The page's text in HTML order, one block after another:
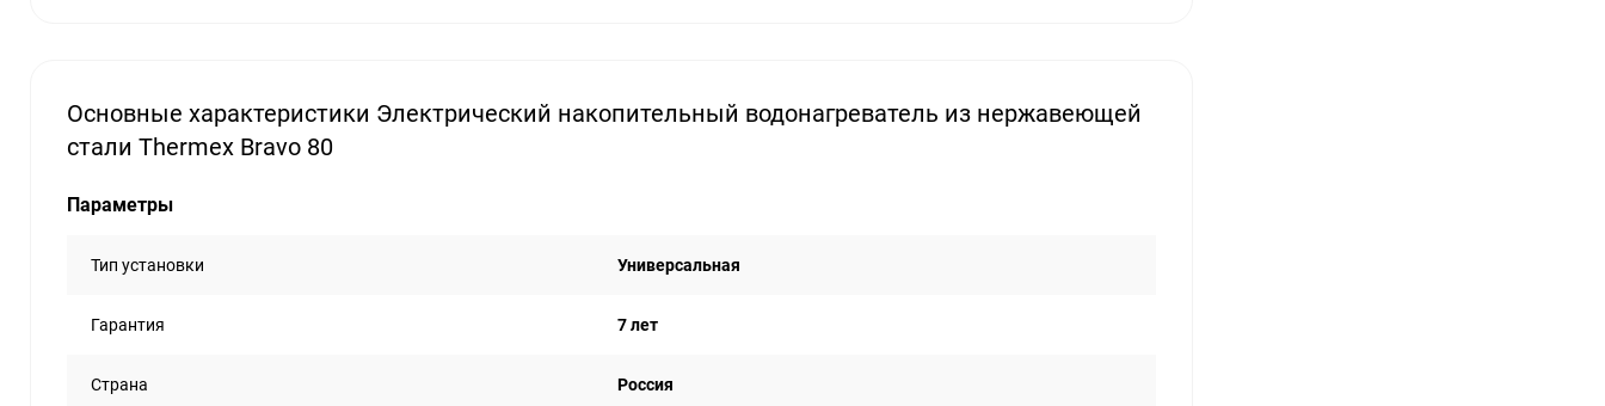
Основные характеристики Электрический накопительный водонагреватель из нержавеющей
стали Thermex Bravo 80
Параметры
Тип установки Универсальная
Гарантия 7 лет
Страна Россия